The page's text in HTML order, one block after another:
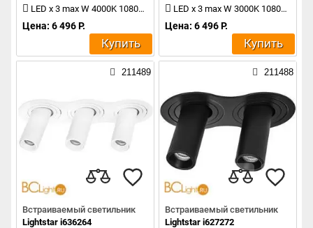
LED x 3 max W 4000K 1080Lm
Цена: 6 496 Р.
Купить
LED x 3 max W 3000K 1080Lm
Цена: 6 496 Р.
Купить
211489
Встраиваемый светильник
Lightstar i636264
211488
Встраиваемый светильник
Lightstar i627272